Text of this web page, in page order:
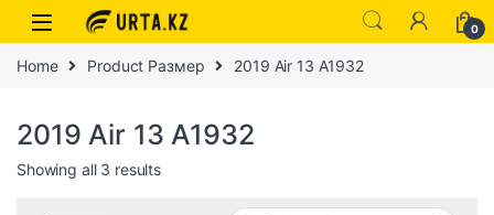
0
Home Product Размер 2019 Air 13 A1932
2019 Air 13 A1932
Showing all 3 results